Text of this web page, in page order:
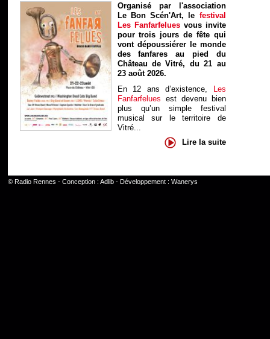
Organisé par l'association
Le Bon Scén'Art, le festival
Les Fanfarfelues vous invite
pour trois jours de fête qui
vont dépoussiérer le monde
des fanfares au pied du
Château de Vitré, du 21 au
23 août 2026.
En 12 ans d’existence, Les
Fanfarfelues est devenu bien
plus qu’un simple festival
musical sur le territoire de
Vitré...
Lire la suite
© Radio Rennes - Conception : Adlib- Développement : Wanerys